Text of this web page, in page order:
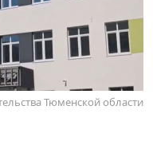
Тюменской области